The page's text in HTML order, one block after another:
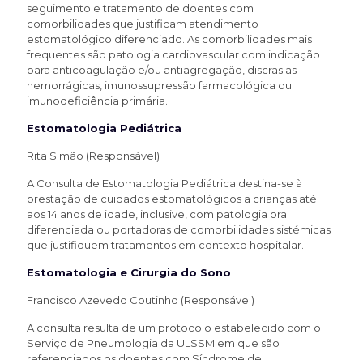
seguimento e tratamento de doentes com
comorbilidades que justificam atendimento
estomatológico diferenciado. As comorbilidades mais
frequentes são patologia cardiovascular com indicação
para anticoagulação e/ou antiagregação, discrasias
hemorrágicas, imunossupressão farmacológica ou
imunodeficiência primária.
Estomatologia Pediátrica
Rita Simão (Responsável)
A Consulta de Estomatologia Pediátrica destina-se à
prestação de cuidados estomatológicos a crianças até
aos 14 anos de idade, inclusive, com patologia oral
diferenciada ou portadoras de comorbilidades sistémicas
que justifiquem tratamentos em contexto hospitalar.
Estomatologia e Cirurgia do Sono
Francisco Azevedo Coutinho (Responsável)
A consulta resulta de um protocolo estabelecido com o
Serviço de Pneumologia da ULSSM em que são